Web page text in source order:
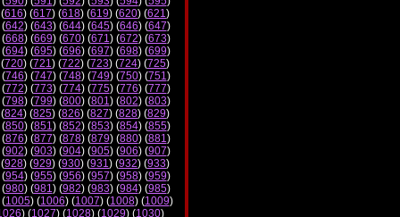
616) (617) (618) (619) (620) (621)
642) (643) (644) (645) (646) (647)
668) (669) (670) (671) (672) (673)
694) (695) (696) (697) (698) (699)
720) (721) (722) (723) (724) (725)
746) (747) (748) (749) (750) (751)
772) (773) (774) (775) (776) (777)
798) (799) (800) (801) (802) (803)
824) (825) (826) (827) (828) (829)
850) (851) (852) (853) (854) (855)
876) (877) (878) (879) (880) (881)
902) (903) (904) (905) (906) (907)
928) (929) (930) (931) (932) (933)
954) (955) (956) (957) (958) (959)
980) (981) (982) (983) (984) (985)
1005) (1006) (1007) (1008) (1009)
) (1027) (1028) (1029) (1030)